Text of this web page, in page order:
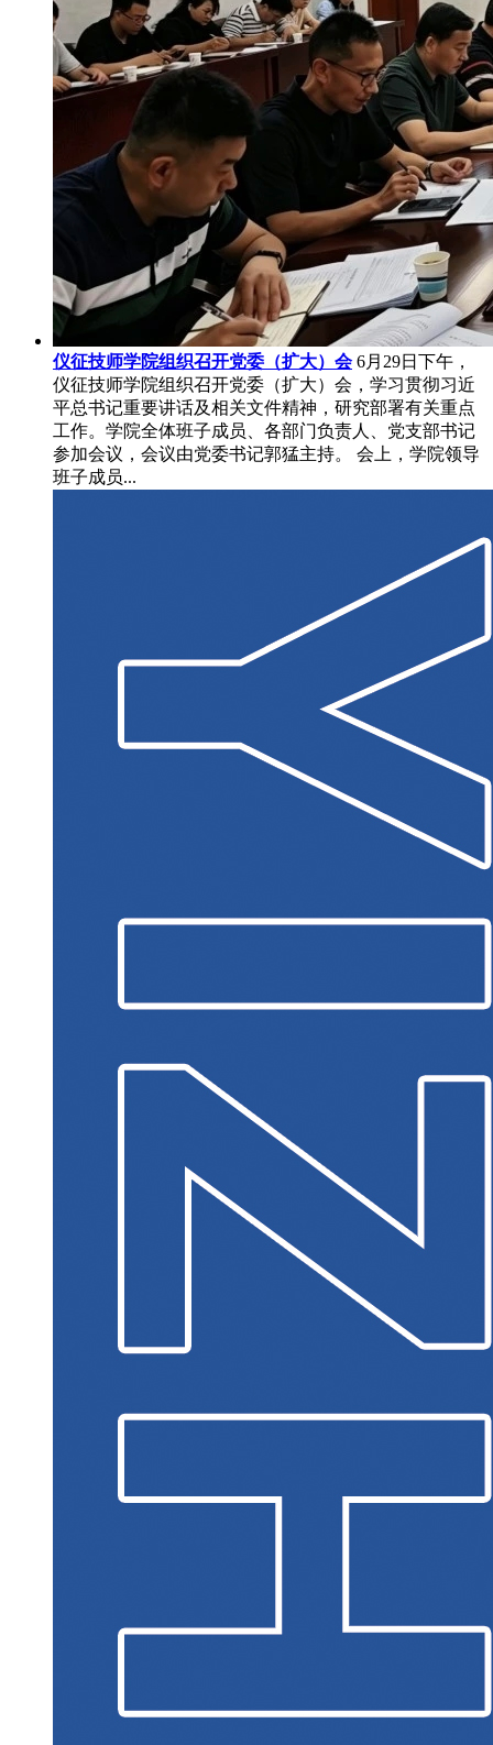
仪征技师学院组织召开党委（扩大）会 6月29日下午，
仪征技师学院组织召开党委（扩大）会，学习贯彻习近
平总书记重要讲话及相关文件精神，研究部署有关重点
工作。学院全体班子成员、各部门负责人、党支部书记
参加会议，会议由党委书记郭猛主持。 会上，学院领导
班子成员...